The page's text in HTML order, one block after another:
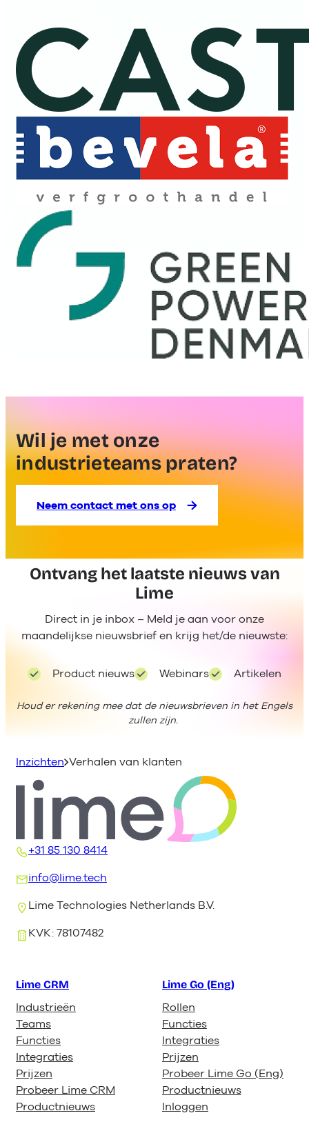
Wil je met onze
industrieteams praten?
Neem contact met ons op
Ontvang het laatste nieuws van
Lime
Direct in je inbox – Meld je aan voor onze
maandelijkse nieuwsbrief en krijg het/de nieuwste:
Product nieuws Webinars Artikelen
Houd er rekening mee dat de nieuwsbrieven in het Engels
zullen zijn.
Inzichten Verhalen van klanten
+31 85 130 8414
info@lime.tech
Lime Technologies Netherlands B.V.
KVK: 78107482
Lime CRM
Industrieën
Teams
Functies
Integraties
Prijzen
Probeer Lime CRM
Productnieuws
Lime Go (Eng)
Rollen
Functies
Integraties
Prijzen
Probeer Lime Go (Eng)
Productnieuws
Inloggen